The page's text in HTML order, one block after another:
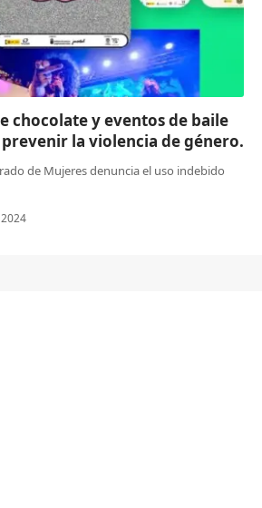
chocolate y eventos de baile
la violencia de género.
de Mujeres denuncia el uso indebido